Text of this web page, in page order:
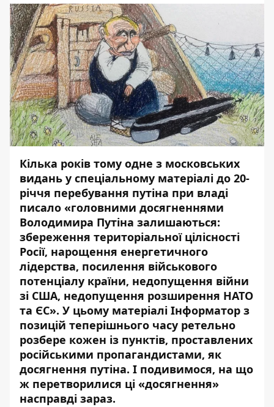
Кілька років тому одне з московських
видань у спеціальному матеріалі до 20-
річчя перебування путіна при владі
писало «головними досягненнями
Володимира Путіна залишаються:
збереження територіальної цілісності
Росії, нарощення енергетичного
лідерства, посилення військового
потенціалу країни, недопущення війни
зі США, недопущення розширення НАТО
та ЄС». У цьому матеріалі Інформатор з
позицій теперішнього часу ретельно
розбере кожен із пунктів, проставлених
російськими пропагандистами, як
досягнення путіна. І подивимося, на що
ж перетворилися ці «досягнення»
насправді зараз.